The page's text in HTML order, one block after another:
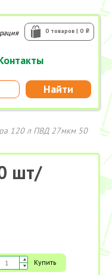
Найти
0 товаров | 0 i
120 л ПВД 27мкм 50
шт/
Купить